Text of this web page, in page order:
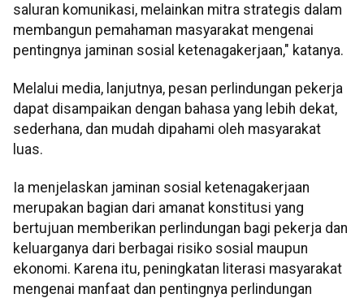
saluran komunikasi, melainkan mitra strategis dalam
membangun pemahaman masyarakat mengenai
pentingnya jaminan sosial ketenagakerjaan," katanya.
Melalui media, lanjutnya, pesan perlindungan pekerja
dapat disampaikan dengan bahasa yang lebih dekat,
sederhana, dan mudah dipahami oleh masyarakat
luas.
Ia menjelaskan jaminan sosial ketenagakerjaan
merupakan bagian dari amanat konstitusi yang
bertujuan memberikan perlindungan bagi pekerja dan
keluarganya dari berbagai risiko sosial maupun
ekonomi. Karena itu, peningkatan literasi masyarakat
mengenai manfaat dan pentingnya perlindungan